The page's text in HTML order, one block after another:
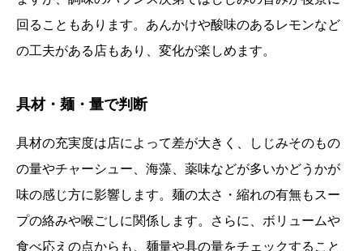
回ることもあります。あんかけや酸味のあるレモンなど
の工夫がある店もあり、変化が楽しめます。
具材・麺・量で判断
具材の充実度は店によって差が大きく、しじみそのもの
の量やチャーシュー、海藻、薬味などが多いかどうかが
味の感じ方に影響します。麺の太さ・縮れの有無もスー
プの絡みや喉ごしに関係します。さらに、ボリュームや
食べ応えの点からも、麺量や具の量をチェックすること